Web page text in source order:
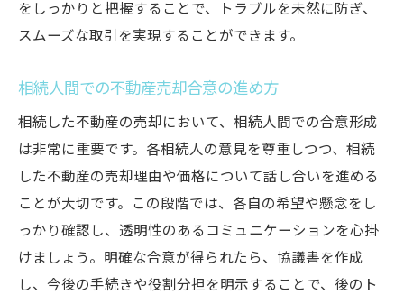
高砂市における売却市場の見極め方
高評価を受けるための物件プレゼン法
地域特性に合わせた売却方法の選択
売却後の手続きと税務処理のポイント
成功事例から学ぶ売却の秘訣
地域特性を活かした相続不動産売却の効果的な
アプローチ
地域特性を理解して査定に反映させる
をしっかりと把握することで、トラブルを未然に防ぎ、
スムーズな取引を実現することができます。
相続人間での不動産売却合意の進め方
相続した不動産の売却において、相続人間での合意形成
は非常に重要です。各相続人の意見を尊重しつつ、相続
した不動産の売却理由や価格について話し合いを進める
ことが大切です。この段階では、各自の希望や懸念をし
っかり確認し、透明性のあるコミュニケーションを心掛
けましょう。明確な合意が得られたら、協議書を作成
し、今後の手続きや役割分担を明示することで、後のト